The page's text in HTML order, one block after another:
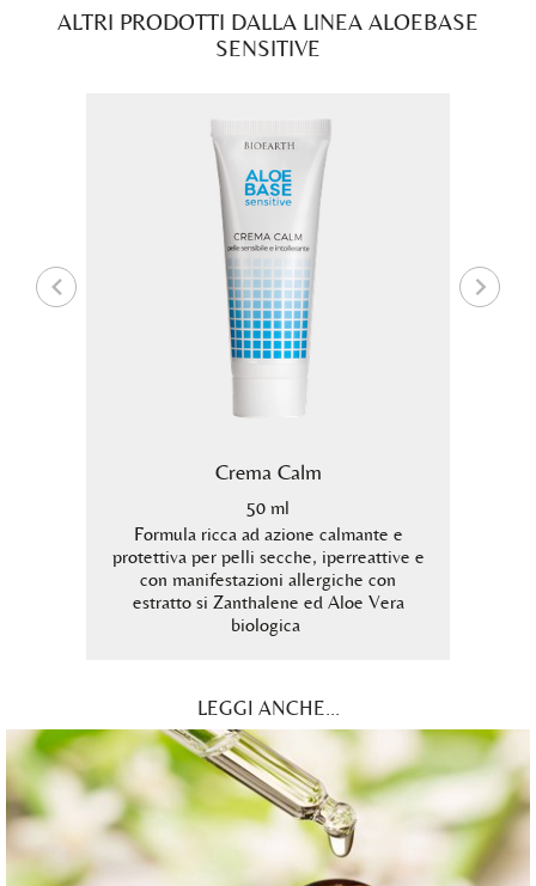
ALTRI PRODOTTI DALLA LINEA ALOEBASE
SENSITIVE
Crema Calm
50 ml
Formula ricca ad azione calmante e
protettiva per pelli secche, iperreattive e
con manifestazioni allergiche con
estratto si Zanthalene ed Aloe Vera
biologica
LEGGI ANCHE...